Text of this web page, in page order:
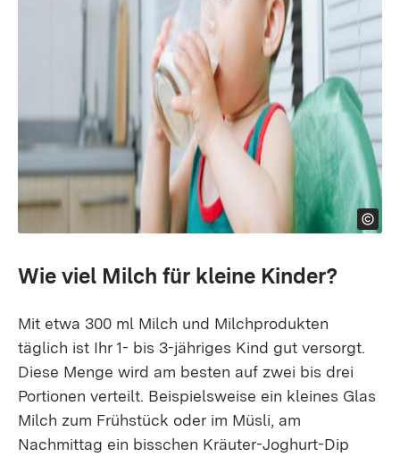
Wie viel Milch für kleine Kinder?
Mit etwa 300 ml Milch und Milchprodukten
täglich ist Ihr 1- bis 3-jähriges Kind gut versorgt.
Diese Menge wird am besten auf zwei bis drei
Portionen verteilt. Beispielsweise ein kleines Glas
Milch zum Frühstück oder im Müsli, am
Nachmittag ein bisschen Kräuter-Joghurt-Dip